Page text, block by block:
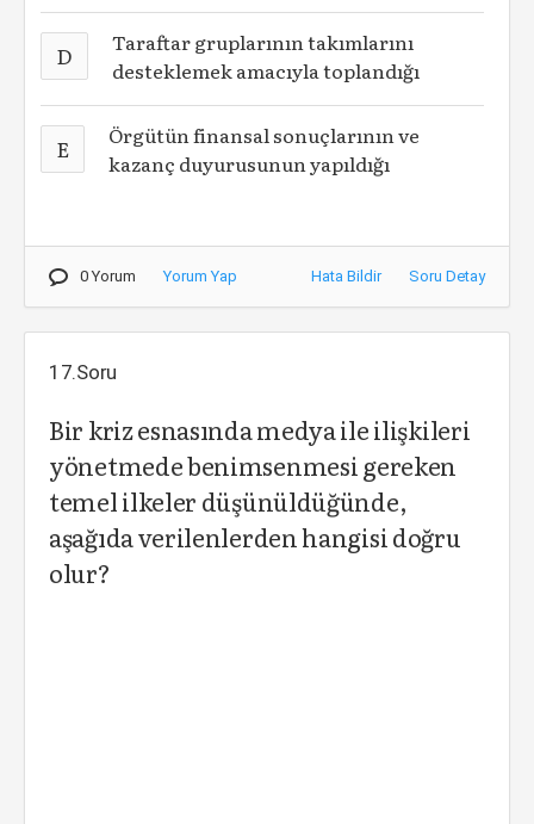
D
Taraftar gruplarının takımlarını
desteklemek amacıyla toplandığı
E
Örgütün finansal sonuçlarının ve
kazanç duyurusunun yapıldığı
0 Yorum Yorum Yap Hata Bildir Soru Detay
17.Soru
Bir kriz esnasında medya ile ilişkileri
yönetmede benimsenmesi gereken
temel ilkeler düşünüldüğünde,
aşağıda verilenlerden hangisi doğru
olur?